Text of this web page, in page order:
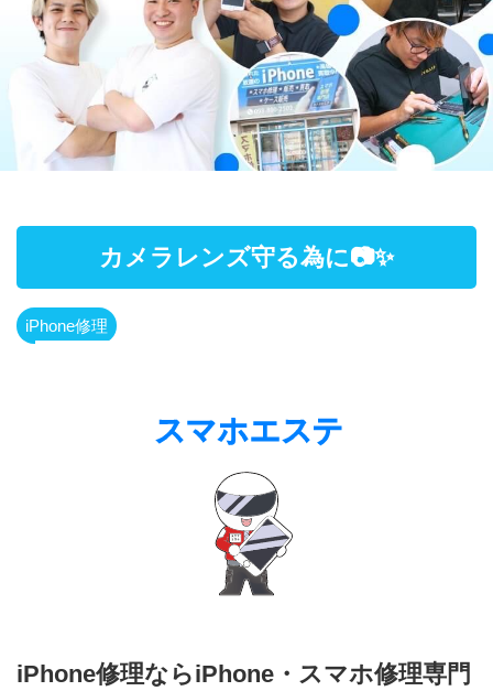
カメラレンズ守る為に📷✨
iPhone修理
iPhone修理ならiPhone・スマホ修理専門